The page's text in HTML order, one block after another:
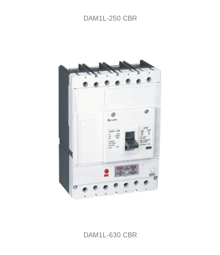
DAM1L-250 CBR
DAM1L-630 CBR